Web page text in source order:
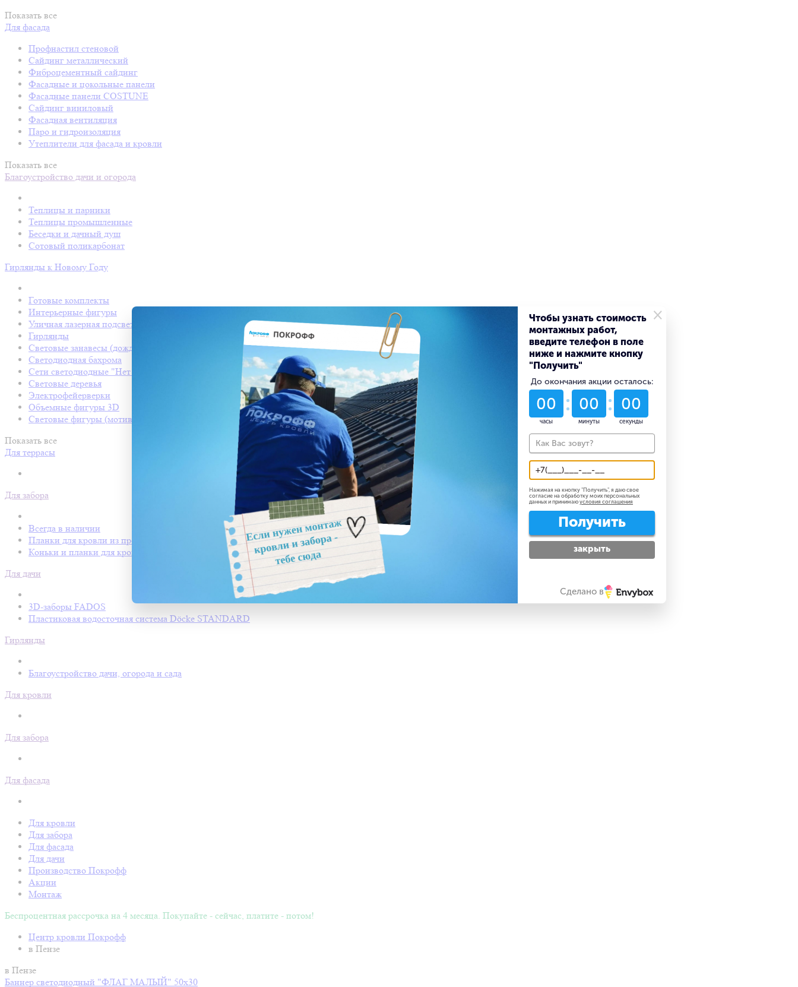
Показать все
Для фасада
Профнастил стеновой
Сайдинг металлический
Фиброцементный сайдинг
Фасадные и цокольные панели
Фасадные панели COSTUNE
Сайдинг виниловый
Фасадная вентиляция
Паро и гидроизоляция
Утеплители для фасада и кровли
Показать все
Благоустройство дачи и огорода
Теплицы и парники
Теплицы промышленные
Беседки и дачный душ
Сотовый поликарбонат
Гирлянды к Новому Году
Готовые комплекты
Интерьерные фигуры
Уличная лазерная подсветка
Гирлянды
Световые занавесы (дождь светодиодный)
Светодиодная бахрома
Сети светодиодные "Нет Лайт"
Световые деревья
Электрофейерверки
Объемные фигуры 3D
Световые фигуры (мотивы)
Показать все
Для террасы
Для забора
Всегда в наличии
Планки для кровли из профнастила
Коньки и планки для кровли Покрофф
Для дачи
3D-заборы FADOS
Пластиковая водосточная система Döcke STANDARD
Гирлянды
Благоустройство дачи, огорода и сада
Для кровли
Для забора
Для фасада
Для кровли
Для забора
Для фасада
Для дачи
Производство Покрофф
Акции
Монтаж
Беспроцентная рассрочка на 4 месяца. Покупайте - сейчас, платите - потом!
Центр кровли Покрофф
в Пензе
в Пензе
Баннер светодиодный "ФЛАГ МАЛЫЙ" 50х30
×
Чтобы узнать стоимость
монтажных работ,
введите телефон в поле
ниже и нажмите кнопку
"Получить"
До окончания акции осталось:
53
дни
02
часы
44
минуты
Нажимая на кнопку "Получить", я даю свое
согласие на обработку моих персональных
данных и принимаю условия соглашения
Получить
закрыть
Сделано в